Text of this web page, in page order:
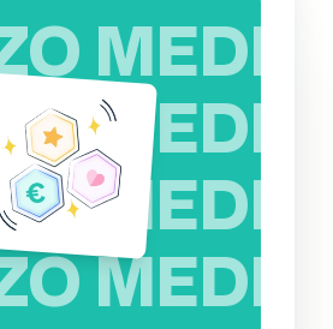
MEDIO
MEDIO
MEDIO
MEDIO